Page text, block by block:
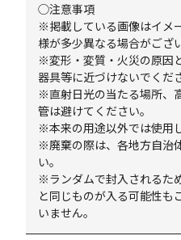
◯注意事項
※掲載している画像はイメ
様が多少異なる場合がござ
※変形・変質・火災の原因
器具等に近づけないでくだ
※直射日光の当たる場所、
管は避けてください。
※本来の用途以外では使用
※廃棄の際は、各地方自治
い。
※ランダムで封入されるた
と同じものが入る可能性も
いません。